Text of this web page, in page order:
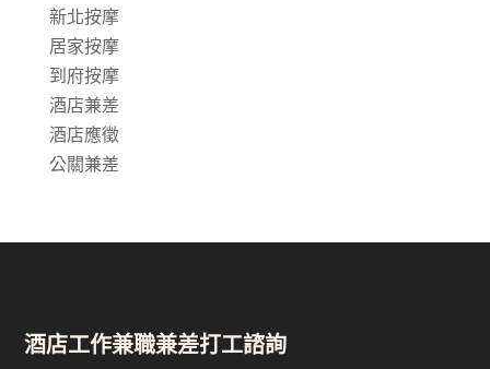
新北按摩
居家按摩
到府按摩
酒店兼差
酒店應徵
公關兼差
酒店工作兼職兼差打工諮詢